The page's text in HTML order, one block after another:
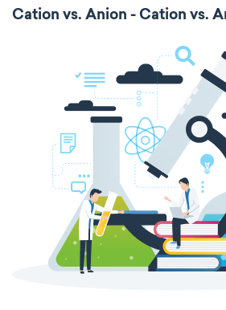
Cation vs. Anion - Cation vs.